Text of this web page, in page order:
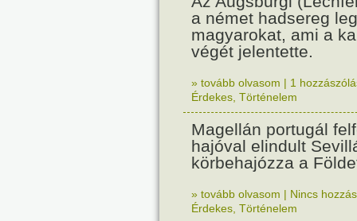
a német hadsereg
magyarokat, ami a
végét jelentette.
» tovább olvasom | 1
Érdekes Történelem
Magellán portugál
hajóval elindult
körbehajózza a
» tovább olvasom | Nincs
Érdekes Történelem